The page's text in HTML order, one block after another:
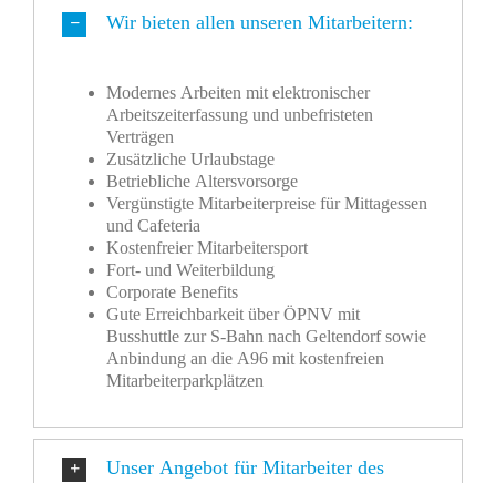
Wir bieten allen unseren Mitarbeitern:
Modernes Arbeiten mit elektronischer
Arbeitszeiterfassung und unbefristeten
Verträgen
Zusätzliche Urlaubstage
Betriebliche Altersvorsorge
Vergünstigte Mitarbeiterpreise für Mittagessen
und Cafeteria
Kostenfreier Mitarbeitersport
Fort- und Weiterbildung
Corporate Benefits
Gute Erreichbarkeit über ÖPNV mit
Busshuttle zur S-Bahn nach Geltendorf sowie
Anbindung an die A96 mit kostenfreien
Mitarbeiterparkplätzen
Unser Angebot für Mitarbeiter des